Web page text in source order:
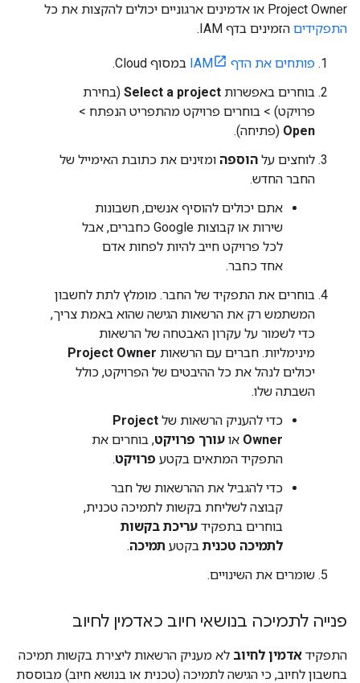
Project Owner או אדמינים ארגוניים יכולים להקצות את כל
התפקידים הזמינים בדף IAM.
פותחים את הדף IAM
במסוף Cloud.
בוחרים באפשרות Select a project (בחירת
פרויקט) > בוחרים פרויקט מהתפריט הנפתח >
Open (פתיחה).
לוחצים על הוספה ומזינים את כתובת האימייל של
החבר החדש.
אתם יכולים להוסיף אנשים, חשבונות
שירות או קבוצות Google כחברים, אבל
לכל פרויקט חייב להיות לפחות אדם
אחד כחבר.
בוחרים את התפקיד של החבר. מומלץ לתת לחשבון
המשתמש רק את הרשאות הגישה שהוא באמת צריך,
כדי לשמור על עקרון האבטחה של הרשאות
מינימליות. חברים עם הרשאות Project Owner
יכולים לנהל את כל ההיבטים של הפרויקט, כולל
השבתה שלו.
כדי להעניק הרשאות של Project
Owner או עורך פרויקט, בוחרים את
התפקיד המתאים בקטע פרויקט.
כדי להגביל את ההרשאות של חבר
קבוצה לשליחת בקשות לתמיכה טכנית,
בוחרים בתפקיד עריכת בקשות
לתמיכה טכנית בקטע תמיכה.
שומרים את השינויים.
פנייה לתמיכה בנושאי חיוב כאדמין לחיוב
התפקיד אדמין לחיוב לא מעניק הרשאות ליצירת בקשות תמיכה
בחשבון לחיוב, כי הגישה לתמיכה (טכנית או בנושא חיוב) מבוססת